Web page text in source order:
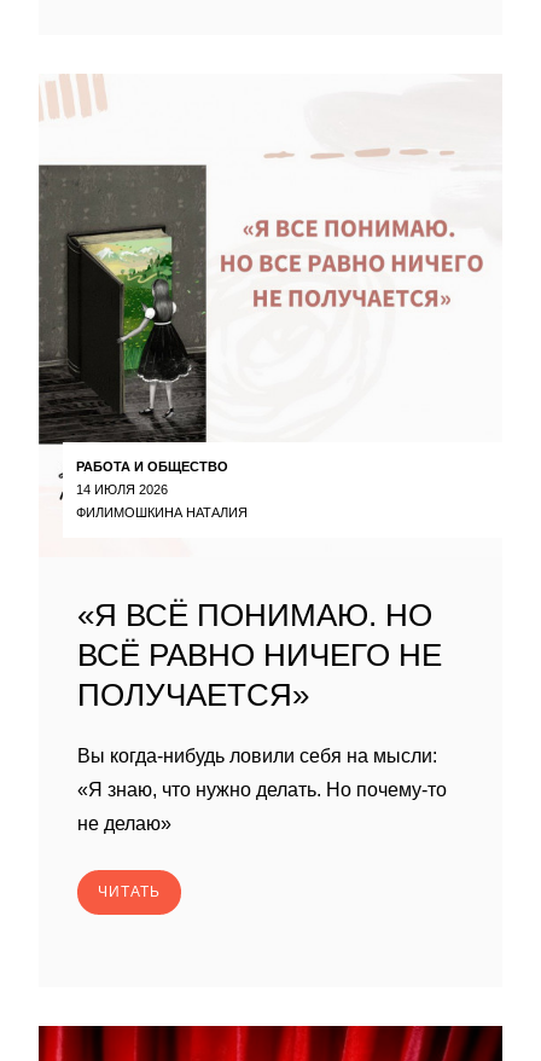
РАБОТА И ОБЩЕСТВО
14 ИЮЛЯ 2026
ФИЛИМОШКИНА НАТАЛИЯ
«Я ВСЁ ПОНИМАЮ. НО
ВСЁ РАВНО НИЧЕГО НЕ
ПОЛУЧАЕТСЯ»
Вы когда-нибудь ловили себя на мысли:
«Я знаю, что нужно делать. Но почему-то
не делаю»
ЧИТАТЬ